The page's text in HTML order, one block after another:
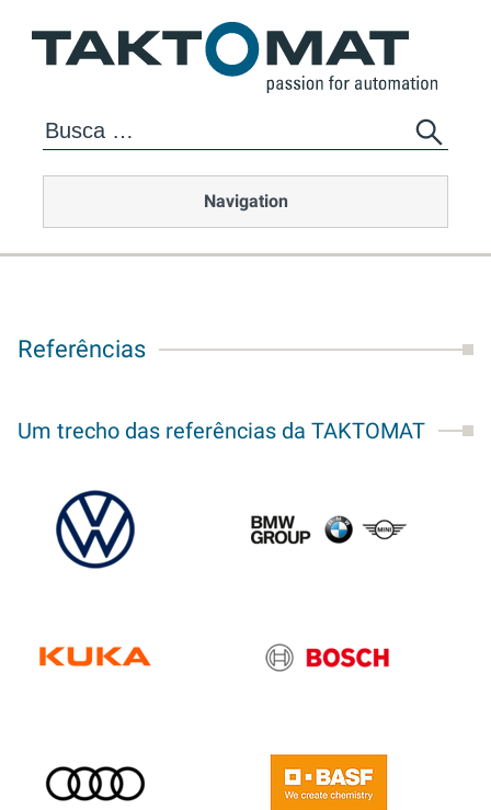
Navigation
Referências
Um trecho das referências da TAKTOMAT